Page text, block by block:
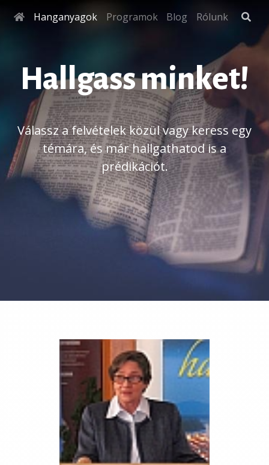
Hanganyagok Programok Blog Rólunk
Hallgass minket!
Válassz a felvételek közül vagy keress egy
témára, és már hallgathatod is a
prédikációt.